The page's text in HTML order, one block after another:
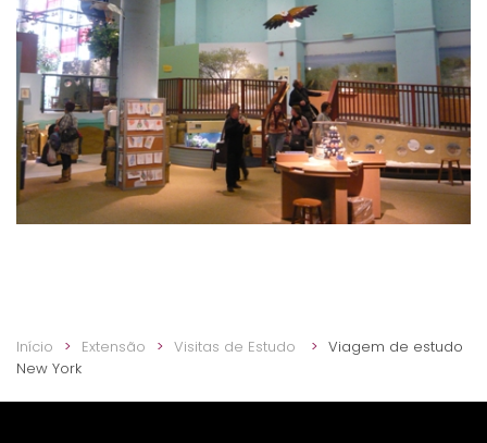
Início Extensão Visitas de Estudo
Viagem de estudo
New York